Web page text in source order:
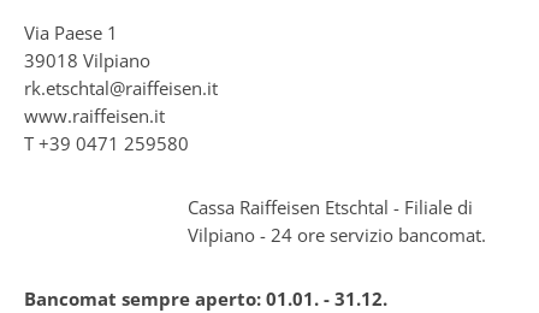
Via Paese 1
39018 Vilpiano
rk.etschtal@raiffeisen.it
www.raiffeisen.it
T +39 0471 259580
Cassa Raiffeisen Etschtal - Filiale di
Vilpiano - 24 ore servizio bancomat.
Bancomat sempre aperto: 01.01. - 31.12.